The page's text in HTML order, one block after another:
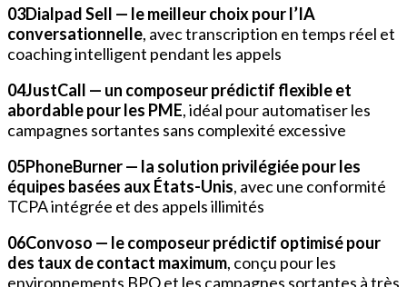
03Dialpad Sell — le meilleur choix pour l’IA
conversationnelle, avec transcription en temps réel et
coaching intelligent pendant les appels
04JustCall — un composeur prédictif flexible et
abordable pour les PME, idéal pour automatiser les
campagnes sortantes sans complexité excessive
05PhoneBurner — la solution privilégiée pour les
équipes basées aux États-Unis, avec une conformité
TCPA intégrée et des appels illimités
06Convoso — le composeur prédictif optimisé pour
des taux de contact maximum, conçu pour les
environnements BPO et les campagnes sortantes à très